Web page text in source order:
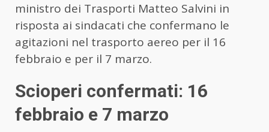
ministro dei Trasporti Matteo Salvini in
risposta ai sindacati che confermano le
agitazioni nel trasporto aereo per il 16
febbraio e per il 7 marzo.
Scioperi confermati: 16
febbraio e 7 marzo